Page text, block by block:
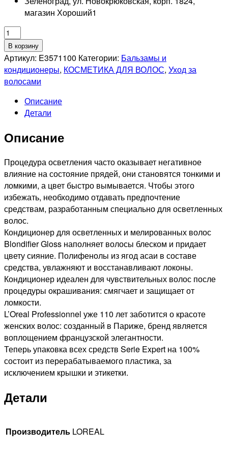
магазин Хороший1
Количество
товара
L'OREAL
PROFESSIONNEL
BLONDIFIER
Смываемый
уход
сияния
восстановления
осветленных
и
мелированных
волос,
200мл
В корзину
Артикул: E3571100 Категории: Бальзамы и
кондиционеры, КОСМЕТИКА ДЛЯ ВОЛОС, Уход за
волосами
Описание
Детали
Описание
Процедура осветления часто оказывает негативное
влияние на состояние прядей, они становятся тонкими и
ломкими, а цвет быстро вымывается. Чтобы этого
избежать, необходимо отдавать предпочтение
средствам, разработанным специально для осветленных
волос.
Кондиционер для осветленных и мелированных волос
Blondifier Gloss наполняет волосы блеском и придает
цвету сияние. Полифенолы из ягод асаи в составе
средства, увлажняют и восстанавливают локоны.
Кондиционер идеален для чувствительных волос после
процедуры окрашивания: смягчает и защищает от
ломкости.
L’Oreal Professionnel уже 110 лет заботится о красоте
женских волос: созданный в Париже, бренд является
воплощением французской элегантности.
Теперь упаковка всех средств Serie Expert на 100%
состоит из перерабатываемого пластика, за
исключением крышки и этикетки.
Детали
Производитель LOREAL